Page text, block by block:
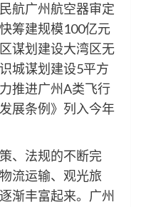
航广州航空器审定
筹建规模100亿元
谋划建设大湾区无
城谋划建设5平方
推进广州A类飞行
展条例》列入今年
、法规的不断完
流运输、观光旅
渐丰富起来。广州